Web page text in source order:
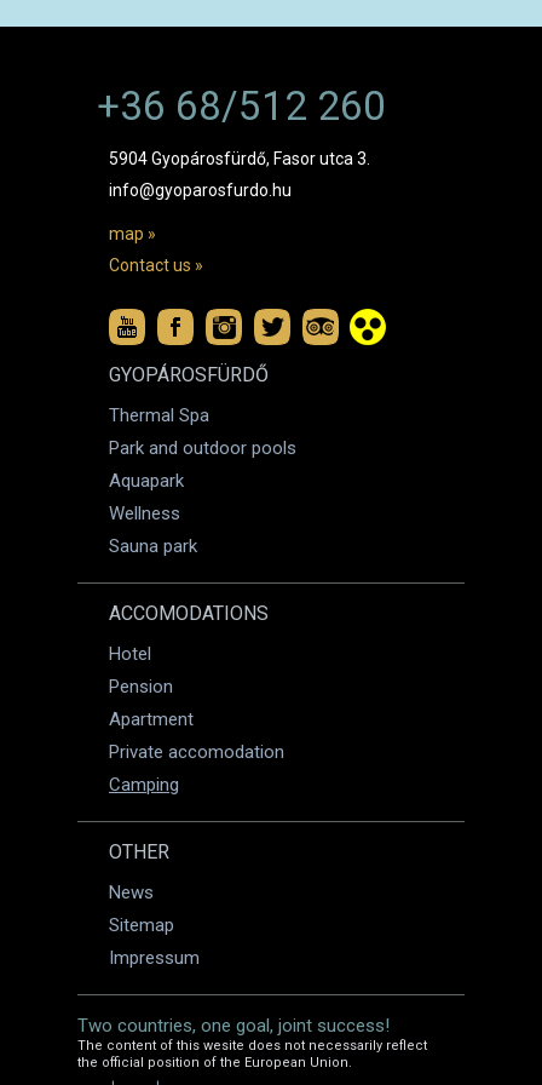
+36 68/512 260
5904 Gyopárosfürdő, Fasor utca 3.
info@gyoparosfurdo.hu
map »
Contact us »
GYOPÁROSFÜRDŐ
Thermal Spa
Park and outdoor pools
Aquapark
Wellness
Sauna park
ACCOMODATIONS
Hotel
Pension
Apartment
Private accomodation
Camping
OTHER
News
Sitemap
Impressum
Two countries, one goal, joint success!
The content of this wesite does not necessarily reflect
the official position of the European Union.